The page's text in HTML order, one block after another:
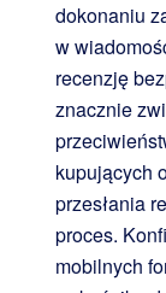
dokonaniu
w
recenzję
znacznie
kupujących
przesłania
proces.
mobilnych